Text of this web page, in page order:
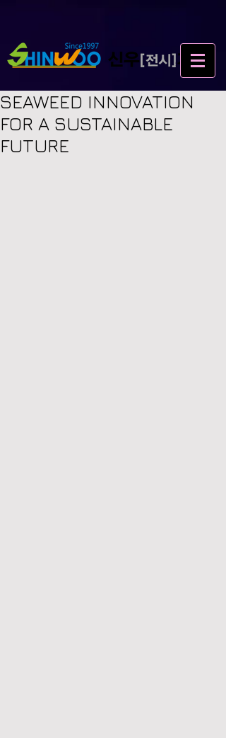
SEAWEED INNOVATION
FOR A SUSTAINABLE
FUTURE